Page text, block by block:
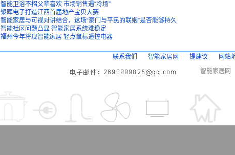
智能卫浴不招父辈喜欢 市场销售遇“冷场”
聚晖电子打造江西首届地产宝贝大赛
智能家居与可视对讲结合，这场“豪门与平民的联姻”是否能够持久
智能社区问题凸显 智能家居系统难稳定
福州今年将现智能家居 轻点鼠标遥控电器
联系我们 智能家居网 提建议
网站
智能家居网